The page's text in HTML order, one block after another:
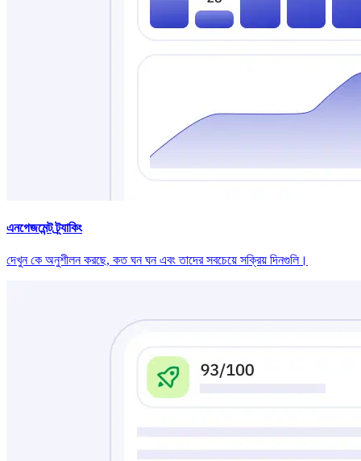
এনগেজমেন্ট ট্র্যাকিং
দেখুন কে অনুশীলন করছে, কত ঘন ঘন এবং তাদের সবচেয়ে সক্রিয় দিনগুলি।